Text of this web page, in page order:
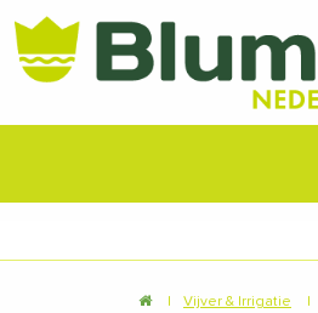
Vijver & Irrigatie